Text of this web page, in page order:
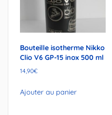
Bouteille isotherme Nikko
Clio V6 GP-15 inox 500 ml
14,90€
Ajouter au panier